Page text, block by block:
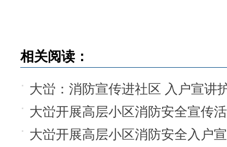
相关阅读：
大峃：消防宣传进社区 入户宣讲
大峃开展高层小区消防安全宣传
大峃开展高层小区消防安全入户